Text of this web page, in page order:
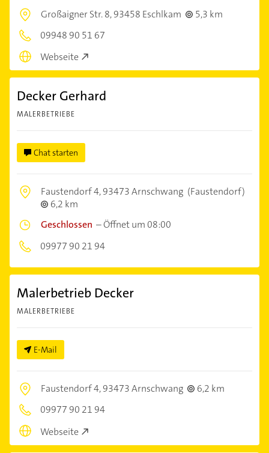
Großaigner Str. 8,93458 Eschlkam
5,3 km
09948 90 51 67
Webseite
Decker Gerhard
MALERBETRIEBE
Chat starten
Faustendorf 4,93473 Arnschwang (Faustendorf)
6,2 km
Geschlossen –Öffnet um 08:00
09977 90 21 94
Malerbetrieb Decker
MALERBETRIEBE
E-Mail
Faustendorf 4,93473 Arnschwang
6,2 km
09977 90 21 94
Webseite